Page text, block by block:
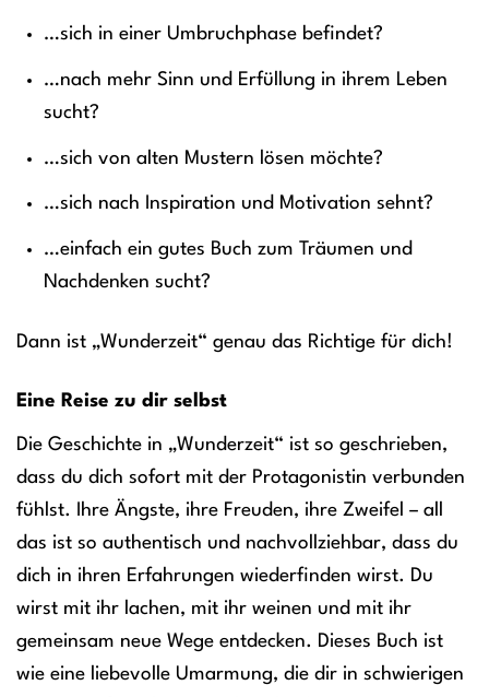
…sich in einer Umbruchphase befindet?
…nach mehr Sinn und Erfüllung in ihrem Leben
sucht?
…sich von alten Mustern lösen möchte?
…sich nach Inspiration und Motivation sehnt?
…einfach ein gutes Buch zum Träumen und
Nachdenken sucht?
Dann ist „Wunderzeit“ genau das Richtige für dich!
Eine Reise zu dir selbst
Die Geschichte in „Wunderzeit“ ist so geschrieben,
dass du dich sofort mit der Protagonistin verbunden
fühlst. Ihre Ängste, ihre Freuden, ihre Zweifel – all
das ist so authentisch und nachvollziehbar, dass du
dich in ihren Erfahrungen wiederfinden wirst. Du
wirst mit ihr lachen, mit ihr weinen und mit ihr
gemeinsam neue Wege entdecken. Dieses Buch ist
wie eine liebevolle Umarmung, die dir in schwierigen